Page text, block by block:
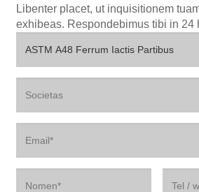
Libenter placet, ut inquisitionem
exhibeas. Respondebimus tibi in 24